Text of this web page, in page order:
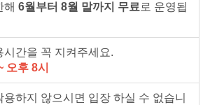
해 6월부터 8월 말까지 무료 로 운영됩
시간을 꼭 지켜주세요.
오후 8시
용하지 않으시면 입장 하실 수 없습니